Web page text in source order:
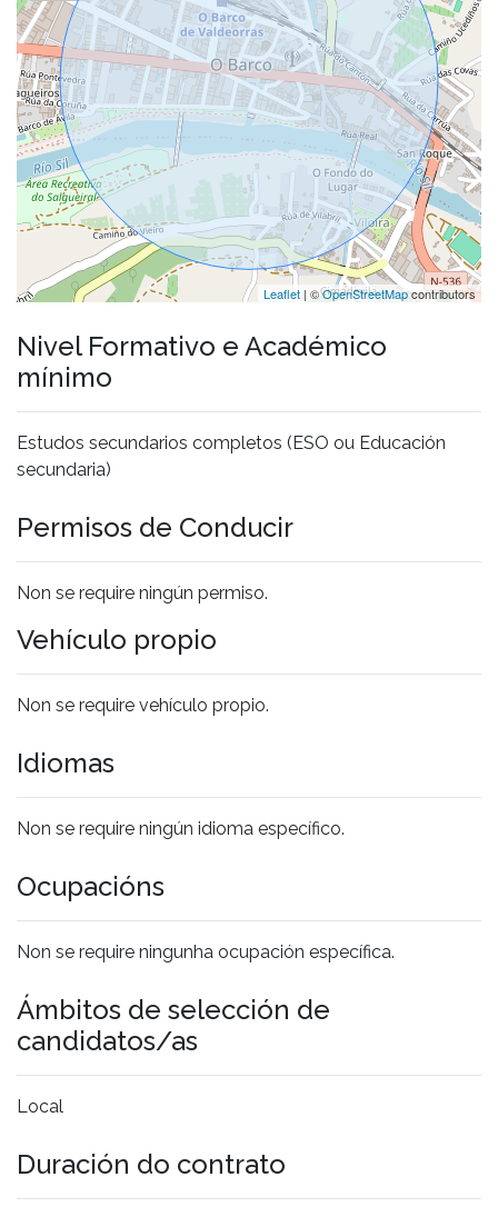
Leaflet | ©OpenStreetMapcontributors
Nivel Formativo e Académico
mínimo
Estudos secundarios completos (ESO ou Educación
secundaria)
Permisos de Conducir
Non se require ningún permiso.
Vehículo propio
Non se require vehículo propio.
Idiomas
Non se require ningún idioma específico.
Ocupacións
Non se require ningunha ocupación específica.
Ámbitos de selección de
candidatos/as
Local
Duración do contrato